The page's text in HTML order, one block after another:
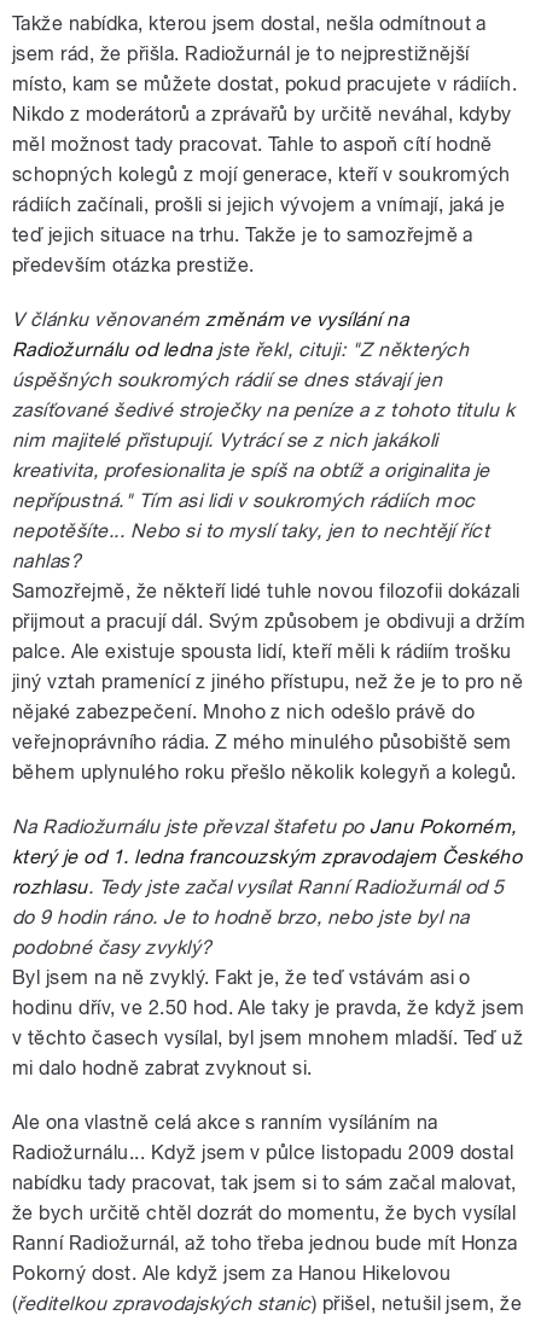
Takže nabídka, kterou jsem dostal, nešla odmítnout a
jsem rád, že přišla. Radiožurnál je to nejprestižnější
místo, kam se můžete dostat, pokud pracujete v rádiích.
Nikdo z moderátorů a zprávařů by určitě neváhal, kdyby
měl možnost tady pracovat. Tahle to aspoň cítí hodně
schopných kolegů z mojí generace, kteří v soukromých
rádiích začínali, prošli si jejich vývojem a vnímají, jaká je
teď jejich situace na trhu. Takže je to samozřejmě a
především otázka prestiže.
V článku věnovanémzměnám ve vysílání na
Radiožurnálu od lednajste řekl, cituji: "Z některých
úspěšných soukromých rádií se dnes stávají jen
zasíťované šedivé stroječky na peníze a z tohoto titulu k
nim majitelé přistupují. Vytrácí se z nich jakákoli
kreativita, profesionalita je spíš na obtíž a originalita je
nepřípustná." Tím asi lidi v soukromých rádiích moc
nepotěšíte... Nebo si to myslí taky, jen to nechtějí říct
nahlas?
Samozřejmě, že někteří lidé tuhle novou filozofii dokázali
přijmout a pracují dál. Svým způsobem je obdivuji a držím
palce. Ale existuje spousta lidí, kteří měli k rádiím trošku
jiný vztah pramenící z jiného přístupu, než že je to pro ně
nějaké zabezpečení. Mnoho z nich odešlo právě do
veřejnoprávního rádia. Z mého minulého působiště sem
během uplynulého roku přešlo několik kolegyň a kolegů.
Na Radiožurnálu jste převzal štafetu poJanu Pokorném,
který je od 1. ledna francouzským zpravodajem Českého
rozhlasu. Tedy jste začal vysílat Ranní Radiožurnál od 5
do 9 hodin ráno. Je to hodně brzo, nebo jste byl na
podobné časy zvyklý?
Byl jsem na ně zvyklý. Fakt je, že teď vstávám asi o
hodinu dřív, ve 2.50 hod. Ale taky je pravda, že když jsem
v těchto časech vysílal, byl jsem mnohem mladší. Teď už
mi dalo hodně zabrat zvyknout si.
Ale ona vlastně celá akce s ranním vysíláním na
Radiožurnálu... Když jsem v půlce listopadu 2009 dostal
nabídku tady pracovat, tak jsem si to sám začal malovat,
že bych určitě chtěl dozrát do momentu, že bych vysílal
Ranní Radiožurnál, až toho třeba jednou bude mít Honza
Pokorný dost. Ale když jsem za Hanou Hikelovou
(ředitelkou zpravodajských stanic) přišel, netušil jsem, že